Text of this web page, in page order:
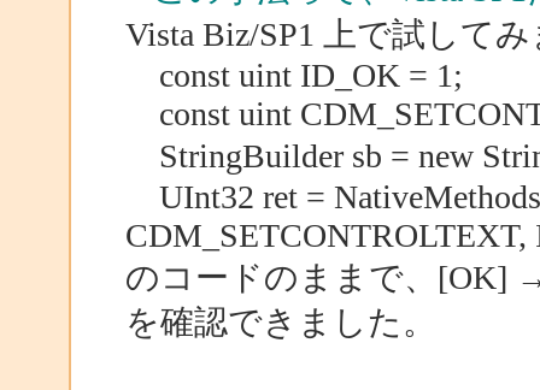
Vista Biz/SP1 上で試して
const uint ID_OK = 1;
const uint
StringBuilder sb = new
UInt32 ret =
CDM_SETCONTROLTEXT,
のコードのままで、[OK]
を確認できました。